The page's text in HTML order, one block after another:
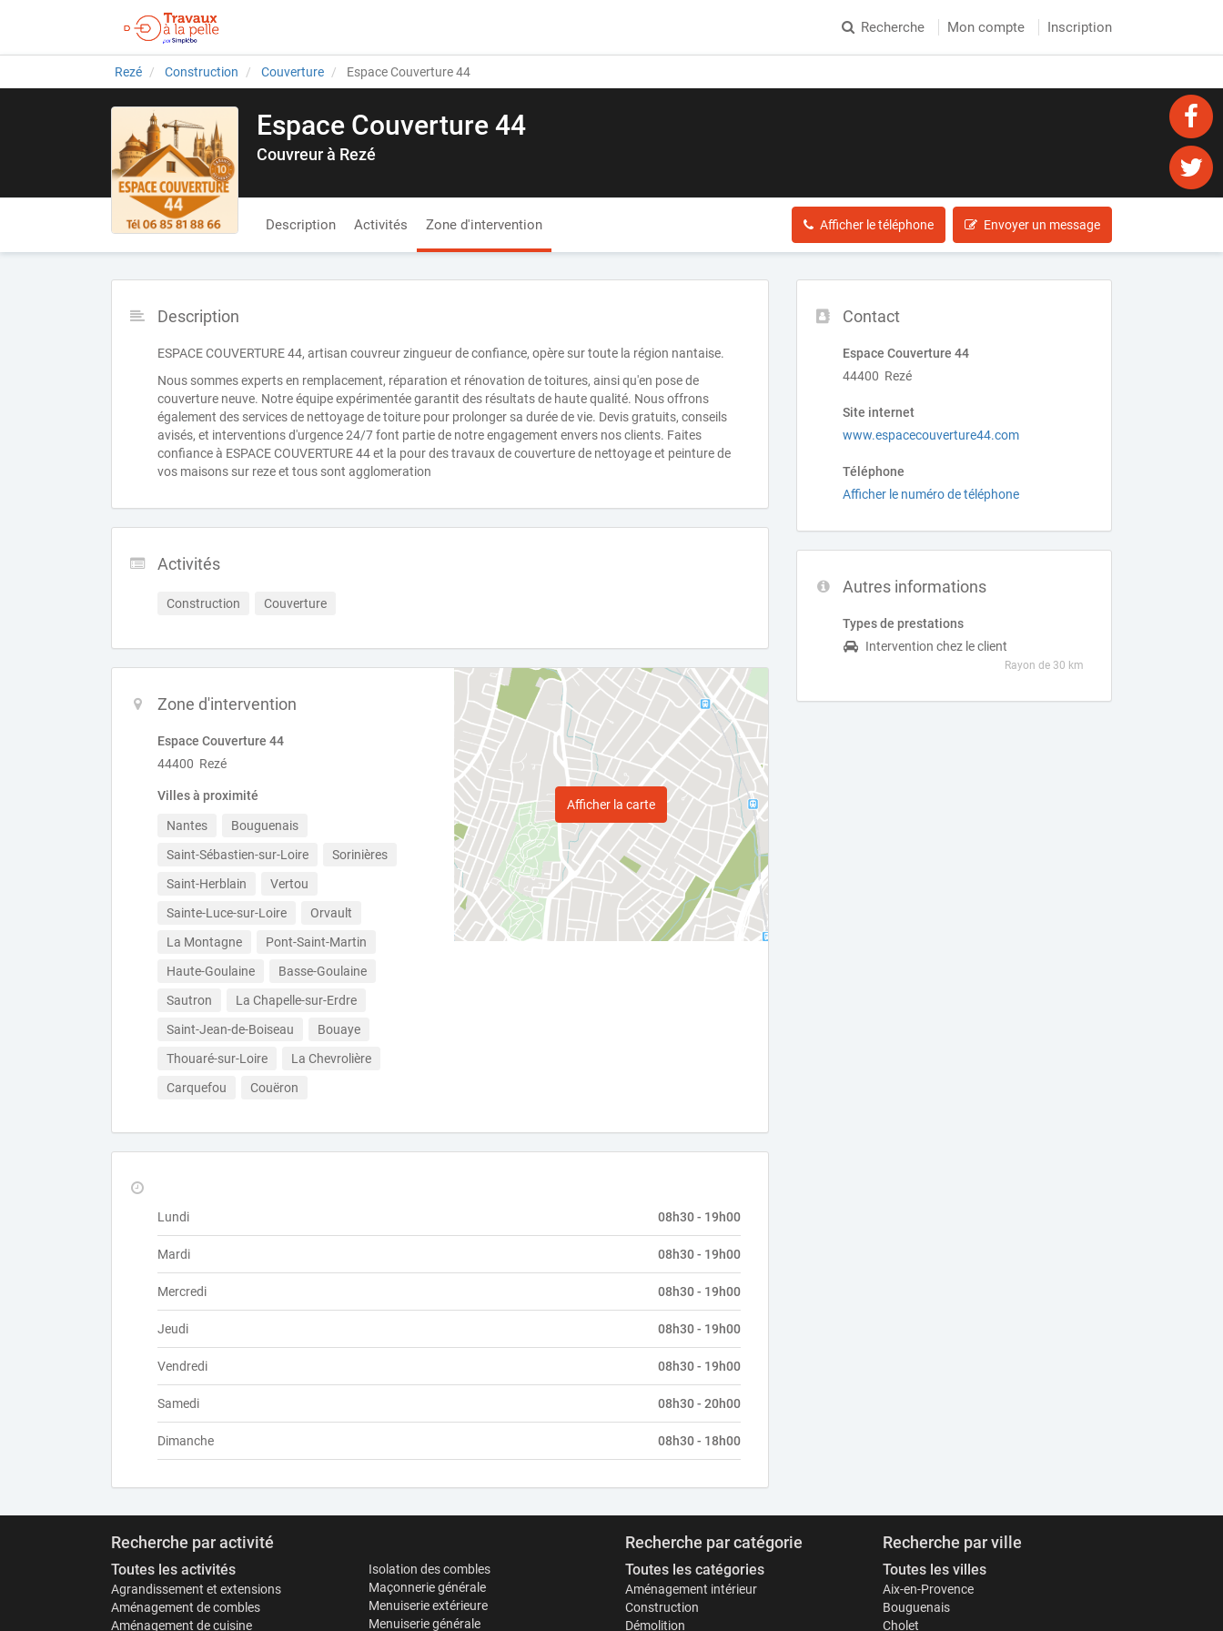
Recherche Mon compte Inscription
Rezé Construction Couverture Espace Couverture 44
Espace Couverture 44
Couvreur à Rezé
Description Activités Zone d'intervention Afficher le téléphone Envoyer un message
Contact
Espace Couverture 44
44400 Rezé
Site internet
www.espacecouverture44.com
Téléphone
Afficher le numéro de téléphone
Autres informations
Types de prestations
Intervention chez le client
Rayon de 30 km
Description
ESPACE COUVERTURE 44, artisan couvreur zingueur de confiance, opère sur toute la région nantaise.
Nous sommes experts en remplacement, réparation et rénovation de toitures, ainsi qu'en pose de
couverture neuve. Notre équipe expérimentée garantit des résultats de haute qualité. Nous offrons
également des services de nettoyage de toiture pour prolonger sa durée de vie. Devis gratuits, conseils
avisés, et interventions d'urgence 24/7 font partie de notre engagement envers nos clients. Faites
confiance à ESPACE COUVERTURE 44 et la pour des travaux de couverture de nettoyage et peinture de
vos maisons sur reze et tous sont agglomeration
Activités
Construction Couverture
Zone d'intervention
Espace Couverture 44
44400 Rezé
Villes à proximité
Nantes
Bouguenais
Saint-Sébastien-sur-Loire
Sorinières
Saint-Herblain
Vertou
Sainte-Luce-sur-Loire
Orvault
La Montagne
Pont-Saint-Martin
Haute-Goulaine
Basse-Goulaine
Sautron
La Chapelle-sur-Erdre
Saint-Jean-de-Boiseau
Bouaye
Thouaré-sur-Loire
La Chevrolière
Carquefou
Couëron
Afficher la carte
Lundi 08h30 - 19h00
Mardi 08h30 - 19h00
Mercredi 08h30 - 19h00
Jeudi 08h30 - 19h00
Vendredi 08h30 - 19h00
Samedi 08h30 - 20h00
Dimanche 08h30 - 18h00
Recherche par activité
Toutes les activités
Agrandissement et extensions
Aménagement de combles
Aménagement de cuisine
Isolation des combles
Maçonnerie générale
Menuiserie extérieure
Menuiserie générale
Recherche par catégorie
Toutes les catégories
Aménagement intérieur
Construction
Démolition
Recherche par ville
Toutes les villes
Aix-en-Provence
Bouguenais
Cholet